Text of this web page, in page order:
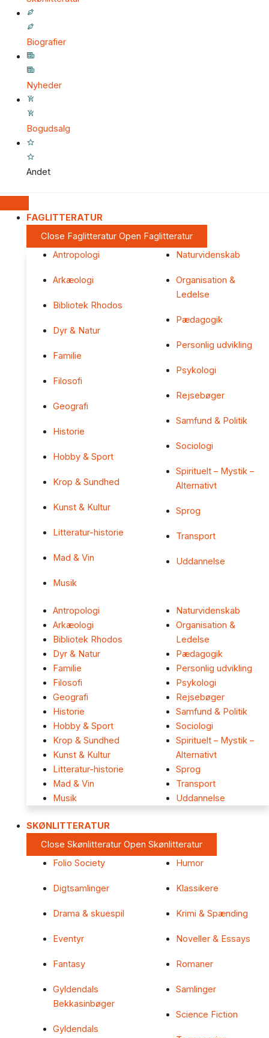
Biografier
Nyheder
Bogudsalg
Andet
FAGLITTERATUR
Close Faglitteratur Open Faglitteratur
Antropologi
Arkæologi
Bibliotek Rhodos
Dyr & Natur
Familie
Filosofi
Geografi
Historie
Hobby & Sport
Krop & Sundhed
Kunst & Kultur
Litteratur-historie
Mad & Vin
Musik
Naturvidenskab
Organisation &
Ledelse
Pædagogik
Personlig udvikling
Psykologi
Rejsebøger
Samfund & Politik
Sociologi
Spirituelt – Mystik –
Alternativt
Sprog
Transport
Uddannelse
Antropologi
Arkæologi
Bibliotek Rhodos
Dyr & Natur
Familie
Filosofi
Geografi
Historie
Hobby & Sport
Krop & Sundhed
Kunst & Kultur
Litteratur-historie
Mad & Vin
Musik
Naturvidenskab
Organisation &
Ledelse
Pædagogik
Personlig udvikling
Psykologi
Rejsebøger
Samfund & Politik
Sociologi
Spirituelt – Mystik –
Alternativt
Sprog
Transport
Uddannelse
SKØNLITTERATUR
Close Skønlitteratur Open Skønlitteratur
Folio Society
Digtsamlinger
Drama & skuespil
Eventyr
Fantasy
Gyldendals
Bekkasinbøger
Gyldendals
Humor
Klassikere
Krimi & Spænding
Noveller & Essays
Romaner
Samlinger
Science Fiction